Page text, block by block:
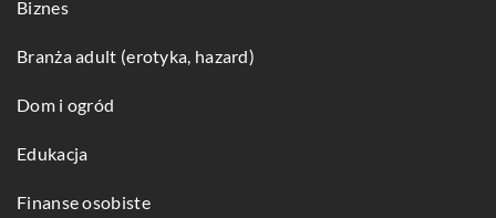
Biznes
Branża adult (erotyka, hazard)
Dom i ogród
Edukacja
Finanse osobiste